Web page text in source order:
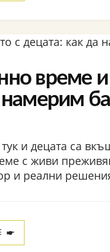
време
намерим
и децата са
с живи
и реални